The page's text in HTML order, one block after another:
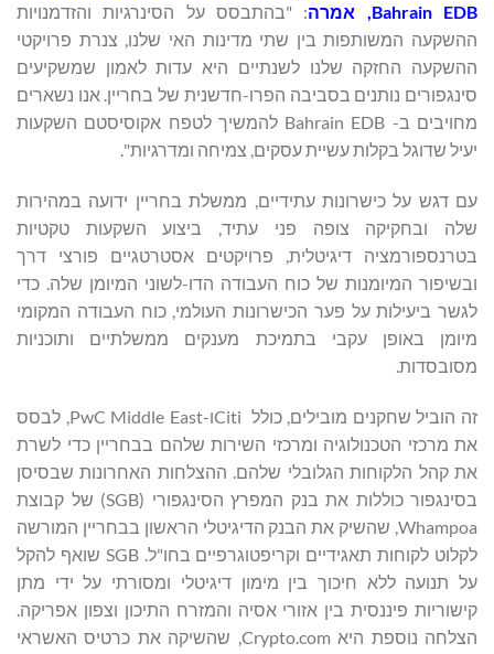
Bahrain EDB, אמרה: "בהתבסס על הסינרגיות והזדמנויות
ההשקעה המשותפות בין שתי מדינות האי שלנו, צנרת פרויקטי
ההשקעה החזקה שלנו לשנתיים היא עדות לאמון שמשקיעים
סינגפורים נותנים בסביבה הפרו-חדשנית של בחריין. אנו נשארים
מחויבים ב- Bahrain EDB להמשיך לטפח אקוסיסטם השקעות
יעיל שדוגל בקלות עשיית עסקים, צמיחה ומדרגיות".
עם דגש על כישרונות עתידיים, ממשלת בחריין ידועה במהירות
שלה ובחקיקה צופה פני עתיד, ביצוע השקעות טקטיות
בטרנספורמציה דיגיטלית, פרויקטים אסטרטגיים פורצי דרך
ובשיפור המיומנות של כוח העבודה הדו-לשוני המיומן שלה. כדי
לגשר ביעילות על פער הכישרונות העולמי, כוח העבודה המקומי
מיומן באופן עקבי בתמיכת מענקים ממשלתיים ותוכניות
מסובסדות.
זה הוביל שחקנים מובילים, כולל Citiו-PwC Middle East, לבסס
את מרכזי הטכנולוגיה ומרכזי השירות שלהם בבחריין כדי לשרת
את קהל הלקוחות הגלובלי שלהם. ההצלחות האחרונות שבסיסן
בסינגפור כוללות את בנק המפרץ הסינגפורי (SGB) של קבוצת
Whampoa, שהשיק את הבנק הדיגיטלי הראשון בבחריין המורשה
לקלוט לקוחות תאגידיים וקריפטוגרפיים בחו"ל. SGB שואף להקל
על תנועה ללא חיכוך בין מימון דיגיטלי ומסורתי על ידי מתן
קישוריות פיננסית בין אזורי אסיה והמזרח התיכון וצפון אפריקה.
הצלחה נוספת היא Crypto.com, שהשיקה את כרטיס האשראי